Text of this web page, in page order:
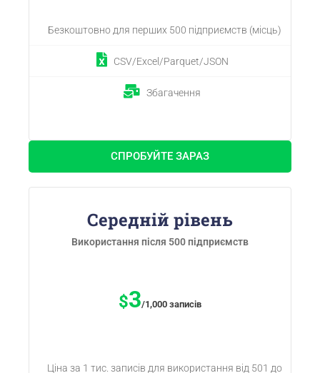
Безкоштовно для перших 500 підприємств (місць)
CSV/Excel/Parquet/JSON
Збагачення
СПРОБУЙТЕ ЗАРАЗ
Середній рівень
Використання після 500 підприємств
$3/1,000 записів
Ціна за 1 тис. записів для використання від 501 до